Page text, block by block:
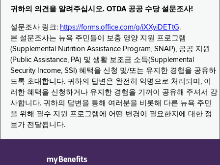
귀하의 의견을 알려주십시오. OTDA 공공 수당 설문조사!
설문조사 링크: https://forms.office.com/g/iXXyiDETtG.
본 설문조사는 뉴욕 주민들이 보충 영양 지원 프로그램
(Supplemental Nutrition Assistance Program, SNAP), 공공 지원
(Public Assistance, PA) 및 생활 보조금 소득(Supplemental
Security Income, SSI) 혜택을 신청 및/또는 유지한 경험을 공유하
도록 초대합니다. 귀하의 답변은 완전히 익명으로 처리되며, 이
러한 혜택을 신청하거나 유지한 경험을 기꺼이 공유해 주셔서 감
사합니다. 귀하의 답변을 통해 여러분을 비롯해 다른 뉴욕 주민
을 위해 필수 지원 프로그램에 어떤 변경이 필요한지에 대한 정
보가 전달됩니다.
myBenefits